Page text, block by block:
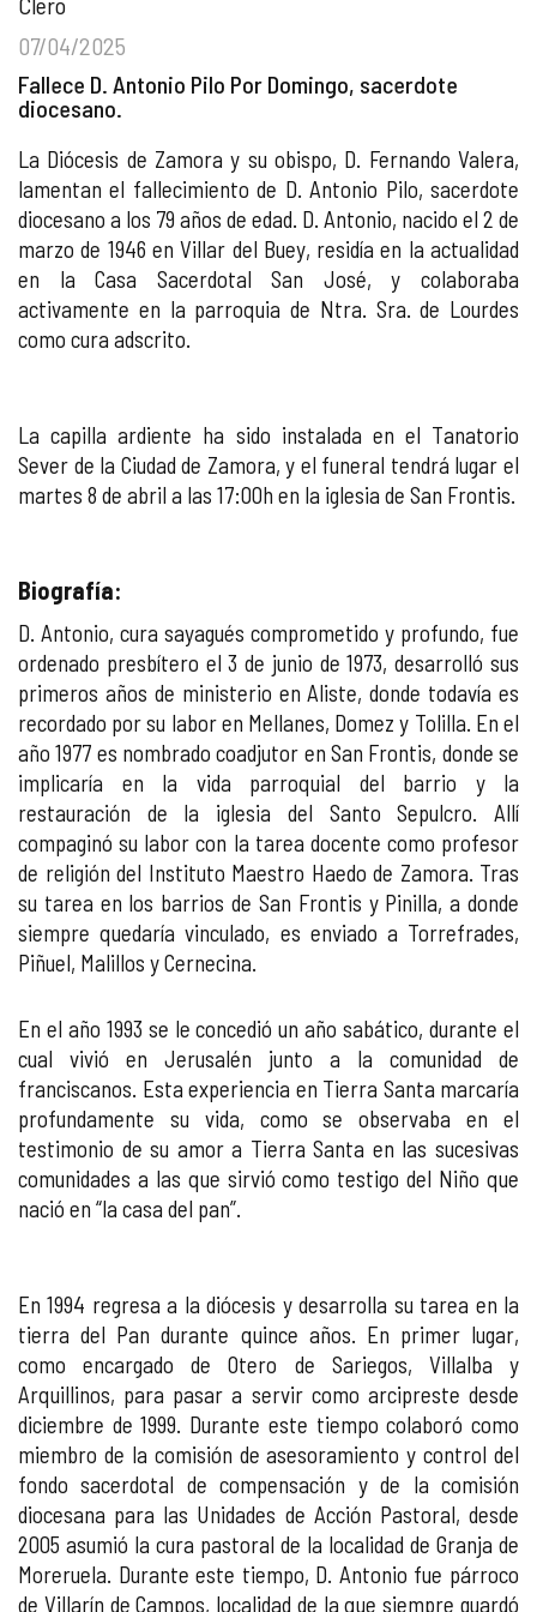
07/04/2025
Fallece D. Antonio Pilo Por Domingo, sacerdote
diocesano.
La Diócesis de Zamora y su obispo, D. Fernando Valera,
lamentan el fallecimiento de D. Antonio Pilo, sacerdote
diocesano a los 79 años de edad. D. Antonio, nacido el 2 de
marzo de 1946 en Villar del Buey, residía en la actualidad
en la Casa Sacerdotal San José, y colaboraba
activamente en la parroquia de Ntra. Sra. de Lourdes
como cura adscrito.
La capilla ardiente ha sido instalada en el Tanatorio
Sever de la Ciudad de Zamora, y el funeral tendrá lugar el
martes 8 de abril a las 17:00h en la iglesia de San Frontis.
Biografía:
D. Antonio, cura sayagués comprometido y profundo, fue
ordenado presbítero el 3 de junio de 1973, desarrolló sus
primeros años de ministerio en Aliste, donde todavía es
recordado por su labor en Mellanes, Domez y Tolilla. En el
año 1977 es nombrado coadjutor en San Frontis, donde se
implicaría en la vida parroquial del barrio y la
restauración de la iglesia del Santo Sepulcro. Allí
compaginó su labor con la tarea docente como profesor
de religión del Instituto Maestro Haedo de Zamora. Tras
su tarea en los barrios de San Frontis y Pinilla, a donde
siempre quedaría vinculado, es enviado a Torrefrades,
Piñuel, Malillos y Cernecina.
En el año 1993 se le concedió un año sabático, durante el
cual vivió en Jerusalén junto a la comunidad de
franciscanos. Esta experiencia en Tierra Santa marcaría
profundamente su vida, como se observaba en el
testimonio de su amor a Tierra Santa en las sucesivas
comunidades a las que sirvió como testigo del Niño que
nació en “la casa del pan”.
En 1994 regresa a la diócesis y desarrolla su tarea en la
tierra del Pan durante quince años. En primer lugar,
como encargado de Otero de Sariegos, Villalba y
Arquillinos, para pasar a servir como arcipreste desde
diciembre de 1999. Durante este tiempo colaboró como
miembro de la comisión de asesoramiento y control del
fondo sacerdotal de compensación y de la comisión
diocesana para las Unidades de Acción Pastoral, desde
2005 asumió la cura pastoral de la localidad de Granja de
Moreruela. Durante este tiempo, D. Antonio fue párroco
de Villarín de Campos, localidad de la que siempre guardó